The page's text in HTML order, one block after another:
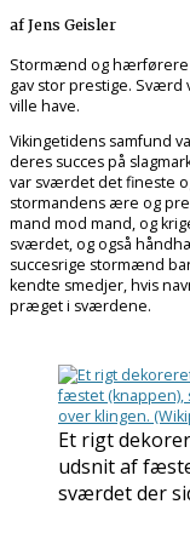
af Jens Geisler
Stormænd og hærførere
gav stor prestige. Sværd
ville have.
Vikingetidens samfund
deres succes på
var sværdet det fineste
stormandens ære og
mand mod mand, og
sværdet, og også
succesrige stormænd
kendte smedjer, hvis
præget i sværdene.
Et rigt
udsnit af
sværdet der